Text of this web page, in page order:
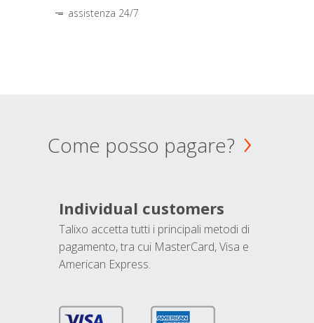
assistenza 24/7
Come posso pagare?
Individual customers
Talixo accetta tutti i principali metodi di
pagamento, tra cui MasterCard, Visa e
American Express.